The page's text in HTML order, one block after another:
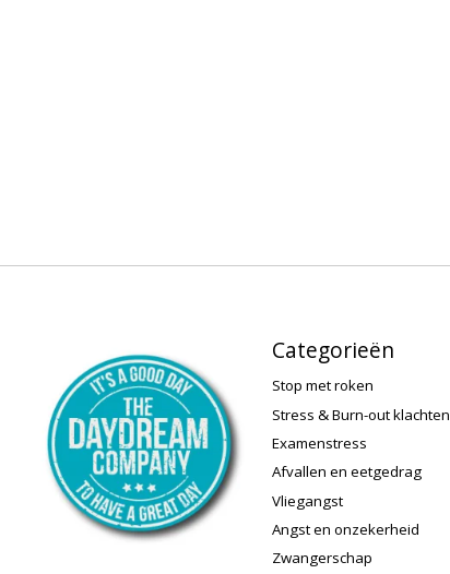
Categorieën
Stop met roken
Stress & Burn-out klachten
Examenstress
Afvallen en eetgedrag
Vliegangst
Angst en onzekerheid
Zwangerschap